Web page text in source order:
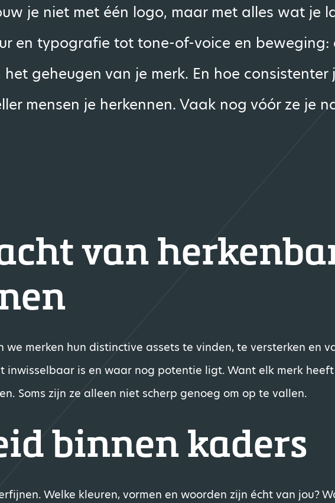
je niet met één logo, maar met alles wat je
en typografie tot tone-of-voice en beweging:
geheugen van je merk. En hoe
mensen je herkennen. Vaak nog vóór ze je
van
we merken hun distinctive assets te vinden, te versterken en
inwisselbaar is en waar nog potentie ligt. Want elk merk
Soms zijn ze alleen niet scherp genoeg om op te vallen.
binnen kaders
Welke kleuren, vormen en woorden zijn écht van jou?